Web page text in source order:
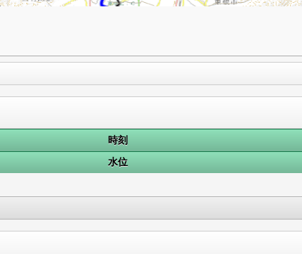
時刻
水位